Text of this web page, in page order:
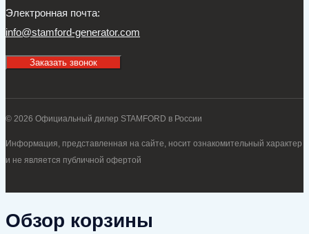
Электронная почта:
info@stamford-generator.com
Заказать звонок
© 2026 Официальный дилер STAMFORD в России
Информация, представленная на сайте, носит ознакомительный характер
и не является публичной офертой
Обзор корзины